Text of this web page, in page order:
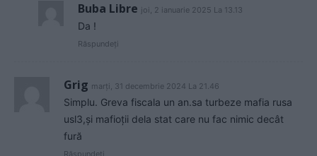
Buba Libre joi, 2 ianuarie 2025 La 13.13
Da !
Răspundeți
Grig marți, 31 decembrie 2024 La 21.46
Simplu. Greva fiscala un an.sa turbeze mafia rusa
usl3,și mafioții dela stat care nu fac nimic decât
fură
Răspundeți